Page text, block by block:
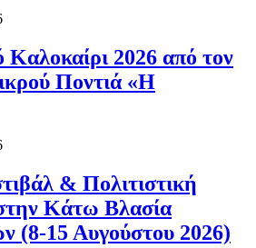
Καλοκαίρι 2026 από τον
Ποντιά «Η
& Πολιτιστική
Κάτω Βλασία
(8-15 Αυγούστου 2026)